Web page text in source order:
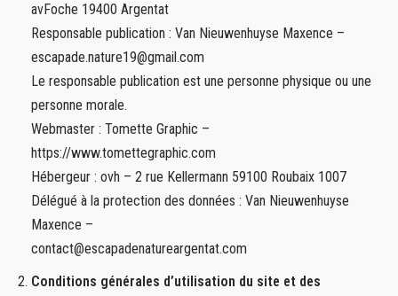
avFoche 19400 Argentat
Responsable publication : Van Nieuwenhuyse Maxence –
escapade.nature19@gmail.com
Le responsable publication est une personne physique ou une
personne morale.
Webmaster : Tomette Graphic –
https://www.tomettegraphic.com
Hébergeur : ovh – 2 rue Kellermann 59100 Roubaix 1007
Délégué à la protection des données : Van Nieuwenhuyse
Maxence –
contact@escapadenatureargentat.com
Conditions générales d’utilisation du site et des